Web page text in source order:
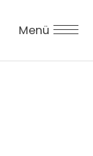
Menü